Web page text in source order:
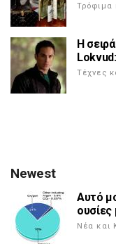
Τρόφιμα
Η
Τέχνες
Newest
Αυτό
Νέα και